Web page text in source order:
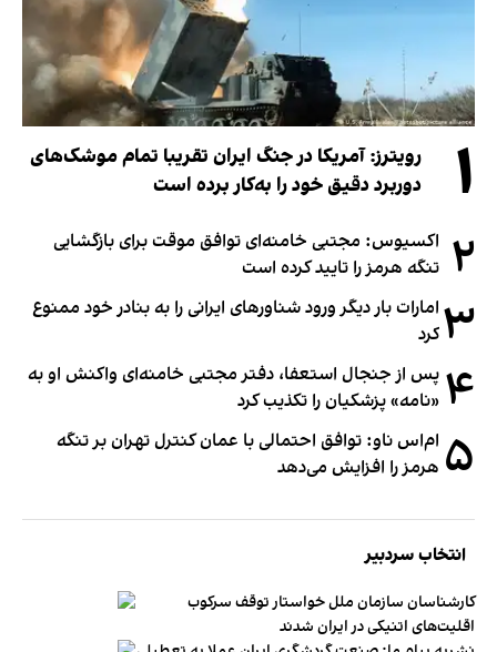
۱
رویترز: آمریکا در جنگ ایران تقریبا تمام موشک‌های
دوربرد دقیق خود را به‌کار برده است
۲ اکسیوس: مجتبی خامنه‌ای توافق موقت برای بازگشایی
تنگه هرمز را تایید کرده است
۳ امارات بار دیگر ورود شناورهای ایرانی را به بنادر خود ممنوع
کرد
۴ پس از جنجال استعفا، دفتر مجتبی خامنه‌ای واکنش او به
«نامه» پزشکیان را تکذیب کرد
۵ ام‌اس ناو: توافق احتمالی با عمان کنترل تهران بر تنگه
هرمز را افزایش می‌دهد
انتخاب سردبیر
کارشناسان سازمان ملل خواستار توقف سرکوب
اقلیت‌های اتنیکی در ایران شدند